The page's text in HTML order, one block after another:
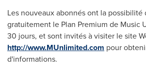
Les nouveaux abonnés ont la possibilité
gratuitement le Plan Premium de Music
30 jours, et sont invités à visiter le site
http://www.MUnlimited.com pour
d'informations.